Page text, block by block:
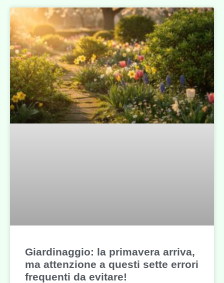
Giardinaggio: la primavera arriva,
ma attenzione a questi sette errori
frequenti da evitare!